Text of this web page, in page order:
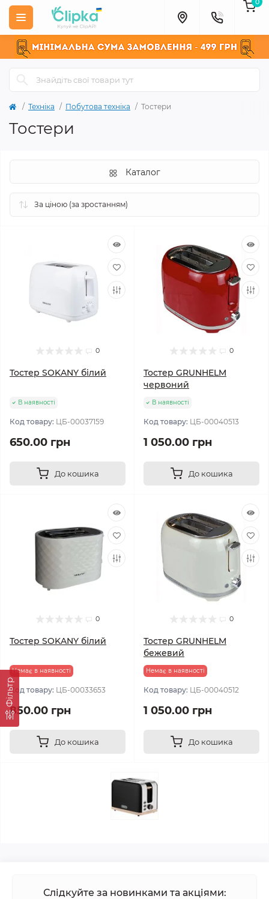
Техніка Побутова техніка Тостери
Тостери
Фільтр
Каталог
0
Тостер SOKANY білий
В наявності
Код товару: ЦБ-00037159
650.00 грн
До кошика
0
Тостер GRUNHELM
червоний
В наявності
Код товару: ЦБ-00040513
1 050.00 грн
До кошика
0
Тостер SOKANY білий
Немає в наявності
Код товару: ЦБ-00033653
850.00 грн
До кошика
0
Тостер GRUNHELM
бежевий
Немає в наявності
Код товару: ЦБ-00040512
1 050.00 грн
До кошика
Слідкуйте за новинками та акціями: